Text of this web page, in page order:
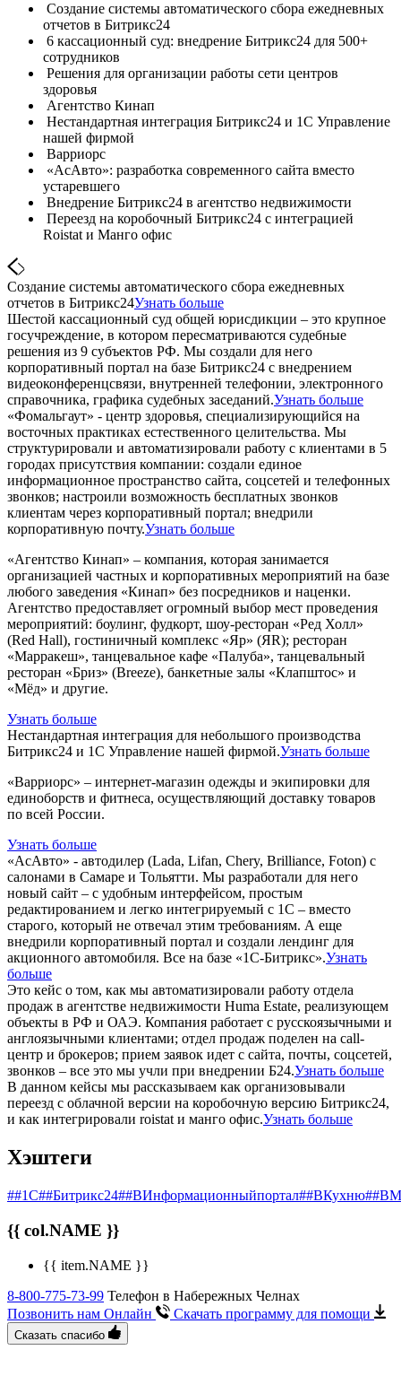
Создание системы автоматического сбора ежедневных
отчетов в Битрикс24
6 кассационный суд: внедрение Битрикс24 для 500+
сотрудников
Решения для организации работы сети центров
здоровья
Агентство Кинап
Нестандартная интеграция Битрикс24 и 1С Управление
нашей фирмой
Варриорс
«АсАвто»: разработка современного сайта вместо
устаревшего
Внедрение Битрикс24 в агентство недвижимости
Переезд на коробочный Битрикс24 с интеграцией
Roistat и Манго офис
Создание системы автоматического сбора ежедневных
отчетов в Битрикс24Узнать больше
Шестой кассационный суд общей юрисдикции – это крупное
госучреждение, в котором пересматриваются судебные
решения из 9 субъектов РФ. Мы создали для него
корпоративный портал на базе Битрикс24 с внедрением
видеоконференцсвязи, внутренней телефонии, электронного
справочника, графика судебных заседаний.Узнать больше
«Фомальгаут» - центр здоровья, специализирующийся на
восточных практиках естественного целительства. Мы
структурировали и автоматизировали работу с клиентами в 5
городах присутствия компании: создали единое
информационное пространство сайта, соцсетей и телефонных
звонков; настроили возможность бесплатных звонков
клиентам через корпоративный портал; внедрили
корпоративную почту.Узнать больше
«Агентство Кинап» – компания, которая занимается
организацией частных и корпоративных мероприятий на базе
любого заведения «Кинап» без посредников и наценки.
Агентство предоставляет огромный выбор мест проведения
мероприятий: боулинг, фудкорт, шоу-ресторан «Ред Холл»
(Red Hall), гостиничный комплекс «Яр» (ЯR); ресторан
«Марракеш», танцевальное кафе «Палуба», танцевальный
ресторан «Бриз» (Breeze), банкетные залы «Клапштос» и
«Мёд» и другие.
Узнать больше
Нестандартная интеграция для небольшого производства
Битрикс24 и 1С Управление нашей фирмой.Узнать больше
«Варриорс» – интернет-магазин одежды и экипировки для
единоборств и фитнеса, осуществляющий доставку товаров
по всей России.
Узнать больше
«АсАвто» - автодилер (Lada, Lifan, Chery, Brilliance, Foton) с
салонами в Самаре и Тольятти. Мы разработали для него
новый сайт – с удобным интерфейсом, простым
редактированием и легко интегрируемый с 1С – вместо
старого, который не отвечал этим требованиям. А еще
внедрили корпоративный портал и создали лендинг для
акционного автомобиля. Все на базе «1С-Битрикс».Узнать
больше
Это кейс о том, как мы автоматизировали работу отдела
продаж в агентстве недвижимости Huma Estate, реализующем
объекты в РФ и ОАЭ. Компания работает с русскоязычными и
англоязычными клиентами; отдел продаж поделен на call-
центр и брокеров; прием заявок идет с сайта, почты, соцсетей,
звонков – все это мы учли при внедрении Б24.Узнать больше
В данном кейсы мы рассказываем как организовывали
переезд с облачной версии на коробочную версию Битрикс24,
и как интегрировали roistat и манго офис.Узнать больше
Хэштеги
##1С##Битрикс24##ВИнформационныйпортал##ВКухню
{{ col.NAME }}
{{ item.NAME }}
8-800-775-73-99 Телефон в Набережных Челнах
Позвонить нам Онлайн
Скачать программу для помощи
Сказать спасибо